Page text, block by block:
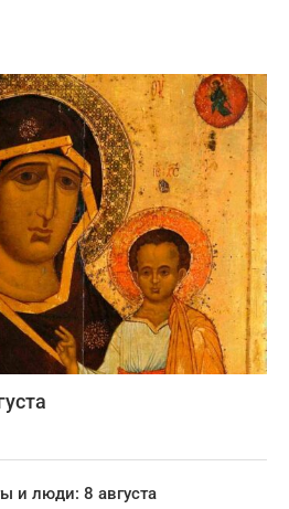
и люди: 8 августа